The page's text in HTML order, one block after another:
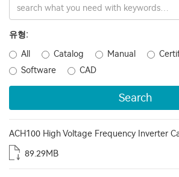
유형:
All
Catalog Manual
Software
CAD
Search
ACH100 High Voltage Frequency Inverter
89.29MB